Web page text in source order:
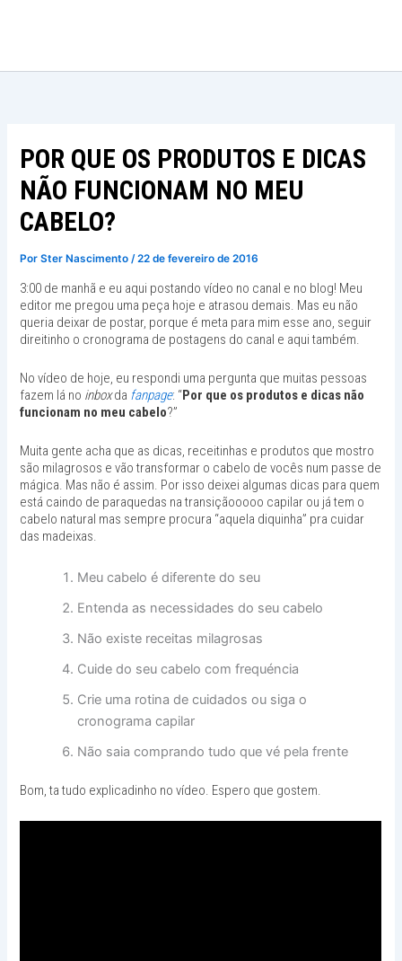
conteúdo
POR QUE OS PRODUTOS E DICAS
NÃO FUNCIONAM NO MEU
CABELO?
PorSter Nascimento/22 de fevereiro de 2016
3:00 de manhã e eu aqui postando vídeo no canal e no blog! Meu
editor me pregou uma peça hoje e atrasou demais. Mas eu não
queria deixar de postar, porque é meta para mim esse ano, seguir
direitinho o cronograma de postagens do canal e aqui também.
No vídeo de hoje, eu respondi uma pergunta que muitas pessoas
fazem lá no inboxda fanpage: “Por que os produtos e dicas não
funcionam no meu cabelo?”
Muita gente acha que as dicas, receitinhas e produtos que mostro
são milagrosos e vão transformar o cabelo de vocês num passe de
mágica. Mas não é assim. Por isso deixei algumas dicas para quem
está caindo de paraquedas na transiçãooooo capilar ou já tem o
cabelo natural mas sempre procura “aquela diquinha” pra cuidar
das madeixas.
Meu cabelo é diferente do seu
Entenda as necessidades do seu cabelo
Não existe receitas milagrosas
Cuide do seu cabelo com frequéncia
Crie uma rotina de cuidados ou siga o
cronograma capilar
Não saia comprando tudo que vé pela frente
Bom, ta tudo explicadinho no vídeo. Espero que gostem.